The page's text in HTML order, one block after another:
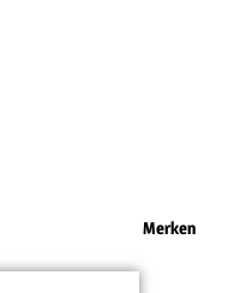
Merken